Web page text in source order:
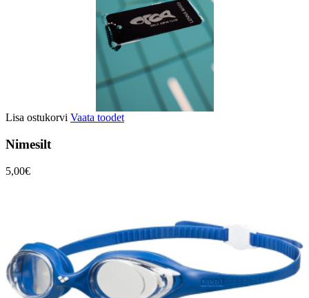
Lisa ostukorvi Vaata toodet
Nimesilt
5,00€